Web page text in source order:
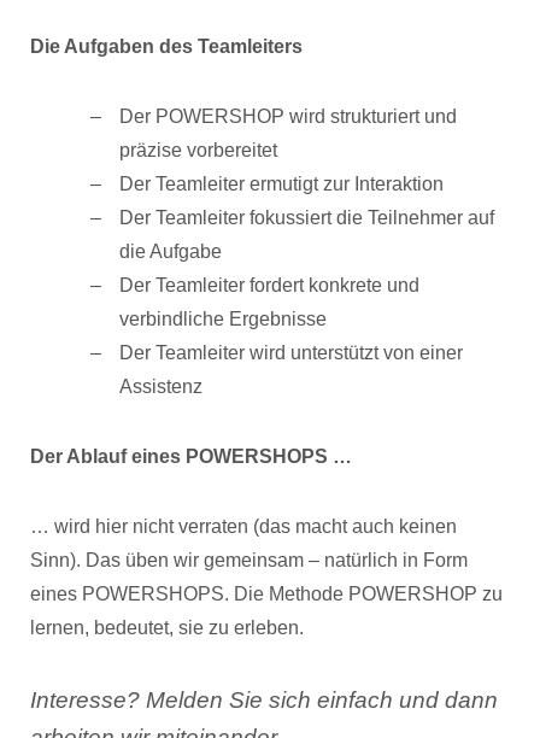
Die Aufgaben des Teamleiters
Der POWERSHOP wird strukturiert und
präzise vorbereitet
Der Teamleiter ermutigt zur Interaktion
Der Teamleiter fokussiert die Teilnehmer auf
die Aufgabe
Der Teamleiter fordert konkrete und
verbindliche Ergebnisse
Der Teamleiter wird unterstützt von einer
Assistenz
Der Ablauf eines POWERSHOPS …
… wird hier nicht verraten (das macht auch keinen
Sinn). Das üben wir gemeinsam – natürlich in Form
eines POWERSHOPS. Die Methode POWERSHOP zu
lernen, bedeutet, sie zu erleben.
Interesse? Melden Sie sich einfach und dann